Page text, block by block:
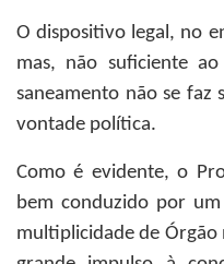
O dispositivo legal, no
mas, não suficiente
saneamento não se
vontade política.
Como é evidente, o
bem conduzido por
multiplicidade de Órgão